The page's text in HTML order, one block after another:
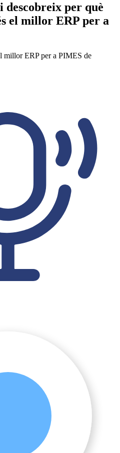
descobreix per què
el millor ERP per a
millor ERP per a PIMES de